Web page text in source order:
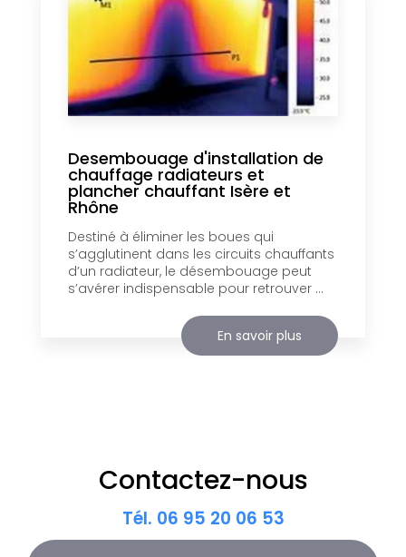
Desembouage d'installation de
chauffage radiateurs et
plancher chauffant Isère et
Rhône
Destiné à éliminer les boues qui
s’agglutinent dans les circuits chauffants
d’un radiateur, le désembouage peut
s’avérer indispensable pour retrouver ...
En savoir plus
Contactez-nous
Tél. 06 95 20 06 53